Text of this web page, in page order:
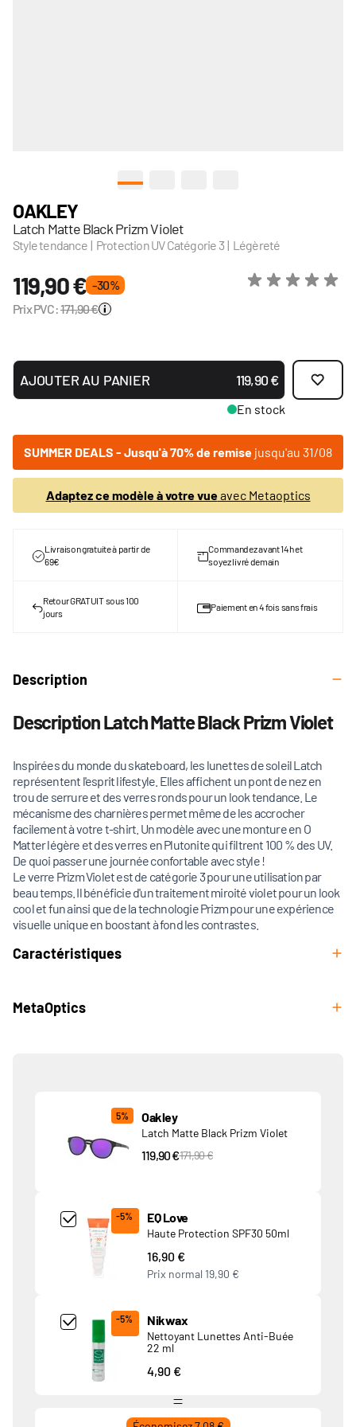
OAKLEY
Latch Matte Black Prizm Violet
Style tendance | Protection UV Catégorie 3 | Légèreté
119,90 € - 30 %
Prix PVC:171,90 €
AJOUTER AU PANIER 119,90 €
En stock
SUMMER DEALS - Jusqu'à 70% de remise jusqu'au 31/08
Adaptez ce modèle à votre vueavec Metaoptics
Livraison gratuite à partir de
69€
Commandez avant 14h et
soyez livré demain
Retour GRATUIT sous 100
jours
Paiement en 4 fois sans frais
Description
Description Latch Matte Black Prizm Violet
Inspirées du monde du skateboard, les lunettes de soleil Latch
représentent l'esprit lifestyle. Elles affichent un pont de nez en
trou de serrure et des verres ronds pour un look tendance. Le
mécanisme des charnières permet même de les accrocher
facilement à votre t-shirt. Un modèle avec une monture en O
Matter légère et des verres en Plutonite qui filtrent 100 % des UV.
De quoi passer une journée confortable avec style !
Le verre Prizm Violet est de catégorie 3 pour une utilisation par
beau temps. Il bénéficie d'un traitement miroité violet pour un look
cool et fun ainsi que de la technologie Prizm pour une expérience
visuelle unique en boostant à fond les contrastes.
Caractéristiques
MetaOptics
5% Oakley
Latch Matte Black Prizm Violet
119,90 €PVC Price
171,90 €
Add Product MjQ4MTk= undefined
-5% EQ Love
Haute Protection SPF30 50ml
16,90 €
Prix normal 19,90 €
Add Product MjkwNDA= undefined
-5% Nikwax
Nettoyant Lunettes Anti-Buée
22 ml
4,90 €